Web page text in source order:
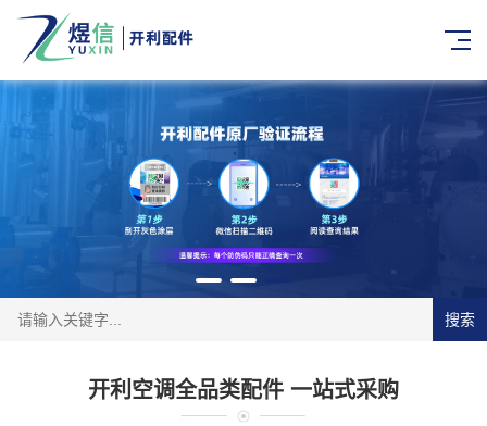
搜索
开利空调全品类配件 一站式采购